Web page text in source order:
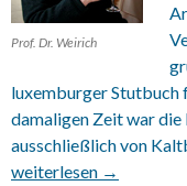
Prof. Dr. Weirich
luxemburger Stutbuch
damaligen Zeit war
ausschließlich von
23.01.2015 Trauer um
weiterlesen →